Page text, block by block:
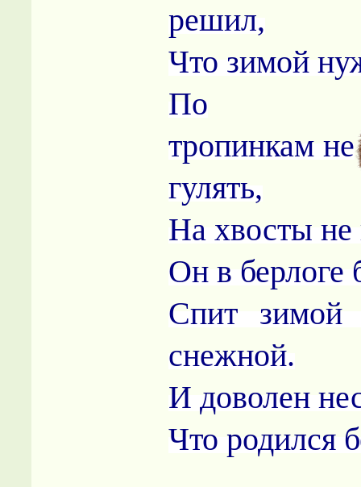
решил,
Что зимой
По
тропинкам не
гулять,
На хвосты не
Он в берлоге
Спит
снежной.
И доволен
Что родился